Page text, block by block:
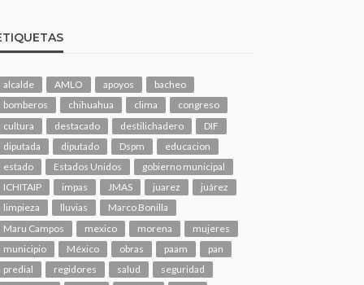
alcalde AMLO apoyos
bacheo
bomberos
chihuahua clima
congreso
cultura
destacado destilichadero
DIF
diputada
diputado Dspm
educacion
estado
Estados Unidos
gobierno municipal
ICHITAIP
impas JMAS juarez
juárez
limpieza
lluvias
Marco Bonilla
Maru Campos
mexico morena
mujeres
municipio
México obras paam
pan
predial
regidores salud
seguridad